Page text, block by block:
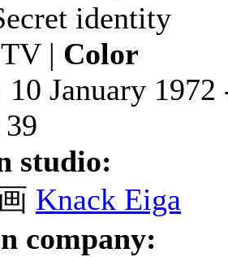
identity
TV | Color
10 January
39
studio:
Knack Eiga
company: